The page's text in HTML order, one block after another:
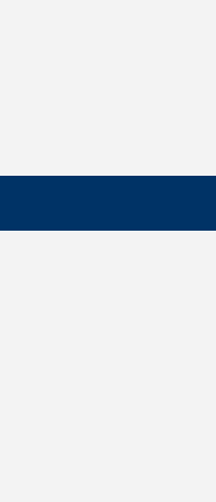
Jahren Technik für den
gelingt insbesondere dank
und dem Großhandel.
Unternehmen auch der
entgegen: der
ermittelt Remeha
Was muss getan werden,
bestmöglich zu lösen?
Zeit? Welche Kriterien
darauf